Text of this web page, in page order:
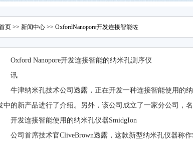
页 >> 新闻中心 >> OxfordNanopore开发连接智能咗
Oxford Nanopore开发连接智能的纳米孔测序仪
讯
牛津纳米孔技术公司透露，正在开发一种连接智能使用的
中的新产品进行了介绍。另外，该公司成立了一家分公司，名
开发连接智能使用的纳米孔仪器SmidgIon
公司首席技术官CliveBrown透露，这款新型纳米孔仪器称